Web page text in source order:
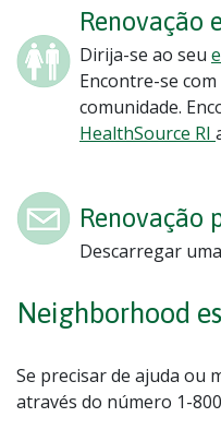
Renovação
Dirija-se ao seu
Encontre-se
comunidade.
HealthSource RI
Renovação
Descarregar
Neighborhood
Se precisar de ajuda ou
através do número 1-